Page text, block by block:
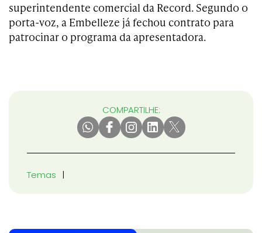
superintendente comercial da Record. Segundo o
porta-voz, a Embelleze já fechou contrato para
patrocinar o programa da apresentadora.
COMPARTILHE:
Temas